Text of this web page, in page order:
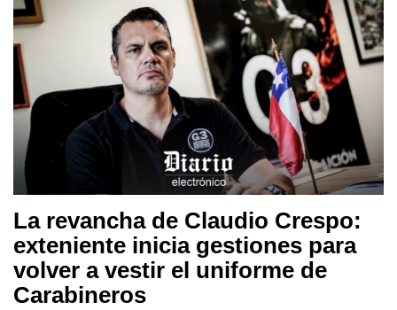
La revancha de Claudio Crespo:
exteniente inicia gestiones para
volver a vestir el uniforme de
Carabineros